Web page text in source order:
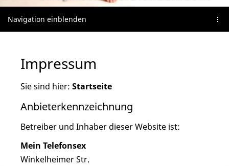
Navigation einblenden
Impressum
Sie sind hier: Startseite
Anbieterkennzeichnung
Betreiber und Inhaber dieser Website ist:
Mein Telefonsex
Winkelheimer Str.